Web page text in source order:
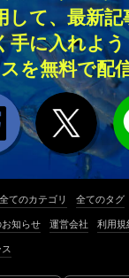
して、最新
手に入れよう
を無料で配
全てのカテゴリ 全てのタグ
知らせ 運営会社 利用規